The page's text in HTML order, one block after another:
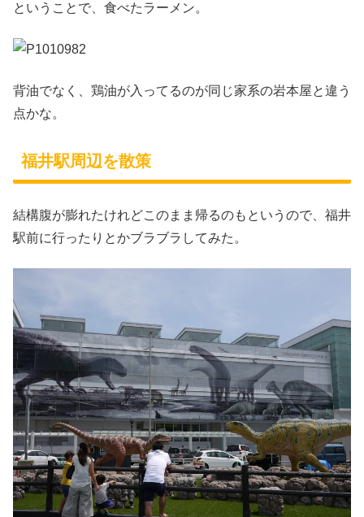
ということで、食べたラーメン。
背油でなく、鶏油が入ってるのが同じ家系の岩本屋と違う
点かな。
福井駅周辺を散策
結構腹が膨れたけれどこのまま帰るのもというので、福井
駅前に行ったりとかブラブラしてみた。